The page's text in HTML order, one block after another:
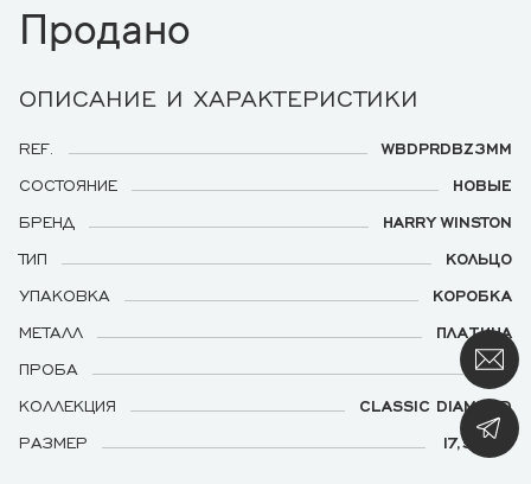
Продано
ОПИСАНИЕ И ХАРАКТЕРИСТИКИ
REF.
WBDPRDBZ3MM
СОСТОЯНИЕ
НОВЫЕ
БРЕНД
HARRY WINSTON
ТИП
КОЛЬЦО
УПАКОВКА
КОРОБКА
МЕТАЛЛ
ПЛАТИНА
ПРОБА
950
КОЛЛЕКЦИЯ
CLASSIC DIAMOND
РАЗМЕР
17,5 (55)